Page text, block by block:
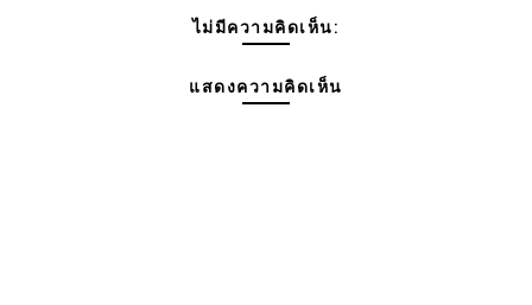
ไม่มีความคิดเห็น:
แสดงความคิดเห็น